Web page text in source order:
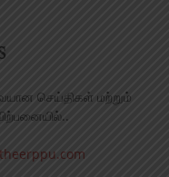
செய்திகள் மற்றும்